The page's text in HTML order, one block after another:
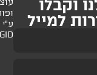
ופותח
ע"י